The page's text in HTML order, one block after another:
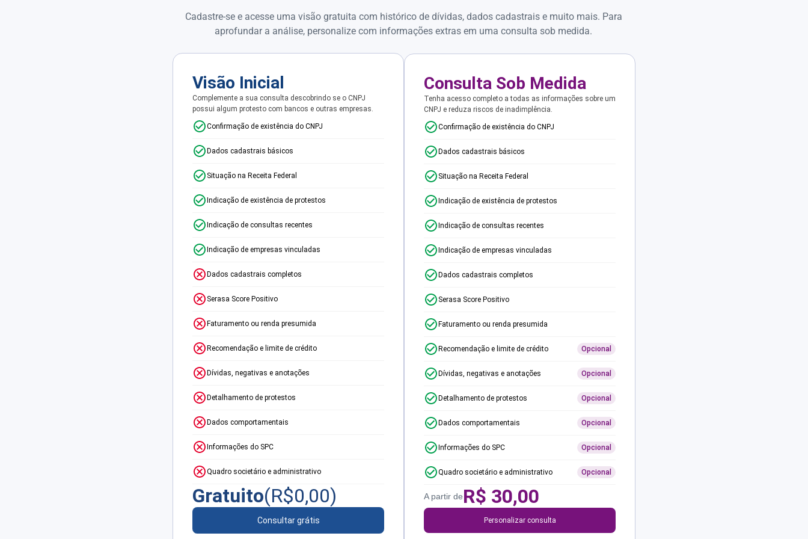
Cadastre-se e acesse uma visão gratuita com histórico de dívidas, dados cadastrais e muito mais. Para
aprofundar a análise, personalize com informações extras em uma consulta sob medida.
Visão Inicial
Complemente a sua consulta descobrindo se o CNPJ
possui algum protesto com bancos e outras empresas.
Confirmação de existência do CNPJ
Dados cadastrais básicos
Situação na Receita Federal
Indicação de existência de protestos
Indicação de consultas recentes
Indicação de empresas vinculadas
Dados cadastrais completos
Serasa Score Positivo
Faturamento ou renda presumida
Recomendação e limite de crédito
Dívidas, negativas e anotações
Detalhamento de protestos
Dados comportamentais
Informações do SPC
Quadro societário e administrativo
Gratuito(R$0,00)
Consultar grátis
Consulta Sob Medida
Tenha acesso completo a todas as informações sobre um
CNPJ e reduza riscos de inadimplência.
Confirmação de existência do CNPJ
Dados cadastrais básicos
Situação na Receita Federal
Indicação de existência de protestos
Indicação de consultas recentes
Indicação de empresas vinculadas
Dados cadastrais completos
Serasa Score Positivo
Faturamento ou renda presumida
Recomendação e limite de crédito Opcional
Dívidas, negativas e anotações Opcional
Detalhamento de protestos Opcional
Dados comportamentais Opcional
Informações do SPC Opcional
Quadro societário e administrativo Opcional
A partir deR$ 30,00
Personalizar consulta